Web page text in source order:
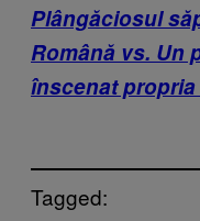
Plângăciosul
Română vs. Un
înscenat
Tagged: